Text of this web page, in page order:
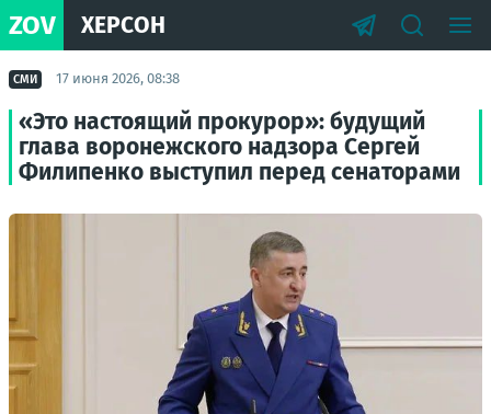
ZOV ХЕРСОН
СМИ 17 июня 2026, 08:38
«Это настоящий прокурор»: будущий
глава воронежского надзора Сергей
Филипенко выступил перед сенаторами